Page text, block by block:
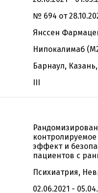
№ 694 от
Янссен
Нипокалимаб
Барнаул,
III
эффект и
пациентов с
Психиатрия,
02.06.2021 -